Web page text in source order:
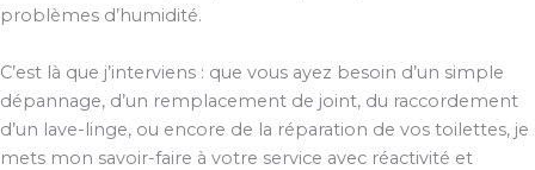
problèmes d’humidité.
C’est là que j’interviens : que vous ayez besoin d’un simple
dépannage, d’un remplacement de joint, du raccordement
d’un lave-linge, ou encore de la réparation de vos toilettes, je
mets mon savoir-faire à votre service avec réactivité et